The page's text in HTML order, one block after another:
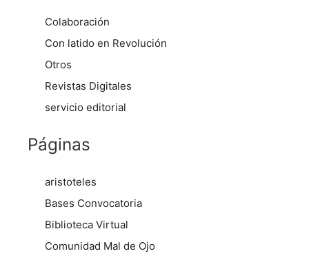
Colaboración
Con latido en Revolución
Otros
Revistas Digitales
servicio editorial
Páginas
aristoteles
Bases Convocatoria
Biblioteca Virtual
Comunidad Mal de Ojo